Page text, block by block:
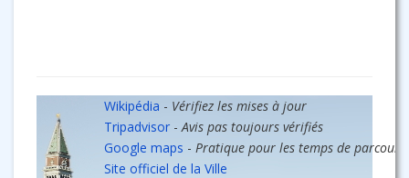
Wikipédia - Vérifiez les mises à jour
Tripadvisor-Avis pas toujours vérifiés
Google maps - Pratique pour les temps de parcours
Site officiel de la Ville